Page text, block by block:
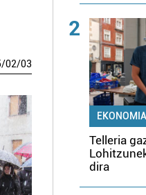
/02/03
2
EKONOMIA
Telleria
dira